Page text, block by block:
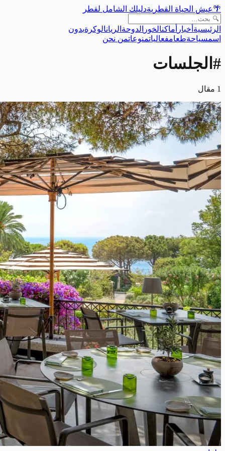
🌴عيش الحياة القطريةدليلك الشامل لقطر
الرئيسية أخبار أماكنالخور الدوحة الريانالوكرةبدون
اسمسياحةطعامفعالياتمنوعاتمن نحن
# الجلسات
1 مقال